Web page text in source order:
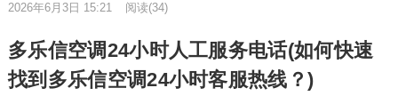
2026年6月3日 15:21 阅读(34)
多乐信空调24小时人工服务电话(如何快速
找到多乐信空调24小时客服热线？)